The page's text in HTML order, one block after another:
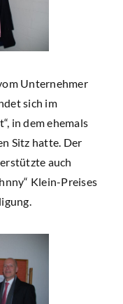
Unternehmer
sich im
in dem ehemals
Sitz hatte. Der
auch
Klein-Preises